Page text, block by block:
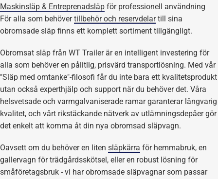
Maskinsläp & Entreprenadsläp för professionell användning
För alla som behövertillbehör och reservdelartill sina
obromsade släp finns ett komplett sortiment tillgängligt.
Obromsat släp från WT Trailer är en intelligent investering för
alla som behöver en pålitlig, prisvärd transportlösning. Med vår
"Släp med omtanke"-filosofi får du inte bara ett kvalitetsprodukt
utan också experthjälp och support när du behöver det. Våra
helsvetsade och varmgalvaniserade ramar garanterar långvarig
kvalitet, och vårt rikstäckande nätverk av utlämningsdepåer gör
det enkelt att komma åt din nya obromsad släpvagn.
Oavsett om du behöver en liten släpkärra för hemmabruk, en
gallervagn för trädgårdsskötsel, eller en robust lösning för
småföretagsbruk - vi har obromsade släpvagnar som passar